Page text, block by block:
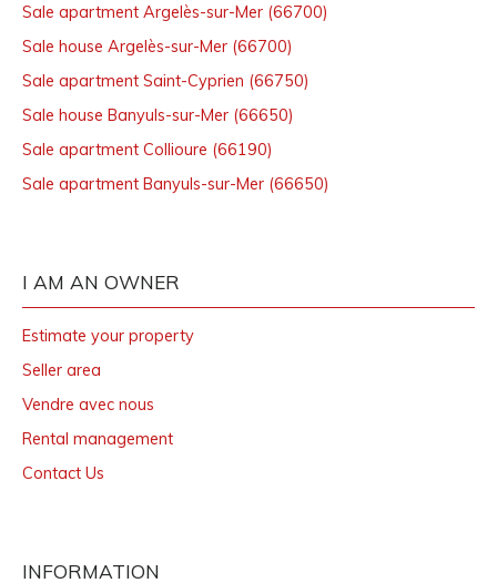
Sale apartment Argelès-sur-Mer (66700)
Sale house Argelès-sur-Mer (66700)
Sale apartment Saint-Cyprien (66750)
Sale house Banyuls-sur-Mer (66650)
Sale apartment Collioure (66190)
Sale apartment Banyuls-sur-Mer (66650)
I AM AN OWNER
Estimate your property
Seller area
Vendre avec nous
Rental management
Contact Us
INFORMATION